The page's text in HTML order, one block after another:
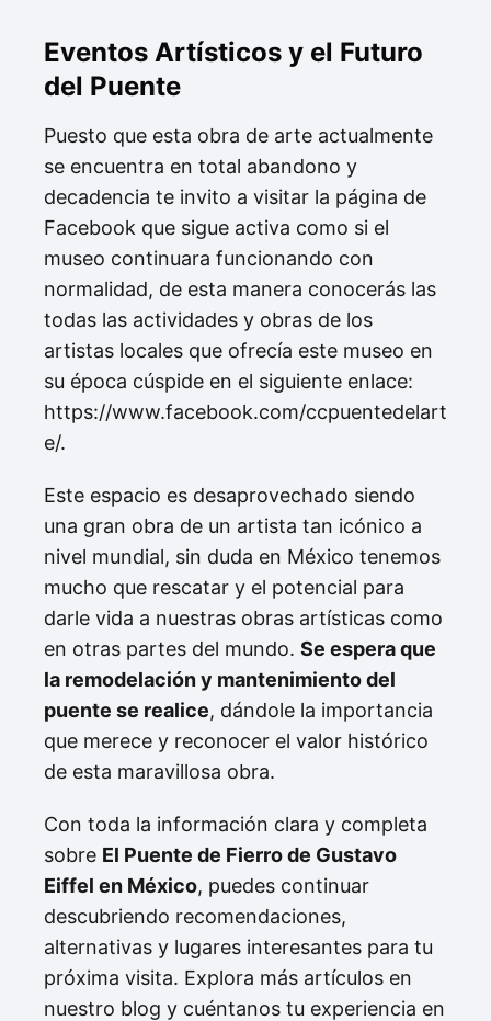
Eventos Artísticos y el Futuro
del Puente
Puesto que esta obra de arte actualmente
se encuentra en total abandono y
decadencia te invito a visitar la página de
Facebook que sigue activa como si el
museo continuara funcionando con
normalidad, de esta manera conocerás las
todas las actividades y obras de los
artistas locales que ofrecía este museo en
su época cúspide en el siguiente enlace:
https://www.facebook.com/ccpuentedelart
e/.
Este espacio es desaprovechado siendo
una gran obra de un artista tan icónico a
nivel mundial, sin duda en México tenemos
mucho que rescatar y el potencial para
darle vida a nuestras obras artísticas como
en otras partes del mundo. Se espera que
la remodelación y mantenimiento del
puente se realice, dándole la importancia
que merece y reconocer el valor histórico
de esta maravillosa obra.
Con toda la información clara y completa
sobre El Puente de Fierro de Gustavo
Eiffel en México, puedes continuar
descubriendo recomendaciones,
alternativas y lugares interesantes para tu
próxima visita. Explora más artículos en
nuestro blog y cuéntanos tu experiencia en